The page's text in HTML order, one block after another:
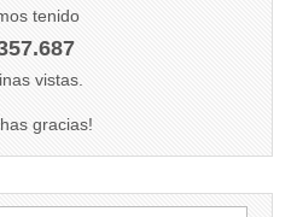
tenido
vistas.
gracias!